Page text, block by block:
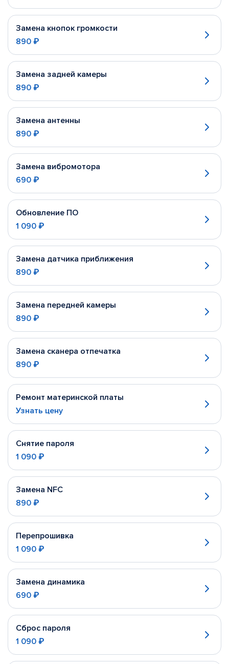
Замена кнопок громкости
890 ₽
Замена задней камеры
890 ₽
Замена антенны
890 ₽
Замена вибромотора
690 ₽
Обновление ПО
1 090 ₽
Замена датчика приближения
890 ₽
Замена передней камеры
890 ₽
Замена сканера отпечатка
890 ₽
Ремонт материнской платы
Узнать цену
Снятие пароля
1 090 ₽
Замена NFC
890 ₽
Перепрошивка
1 090 ₽
Замена динамика
690 ₽
Сброс пароля
1 090 ₽